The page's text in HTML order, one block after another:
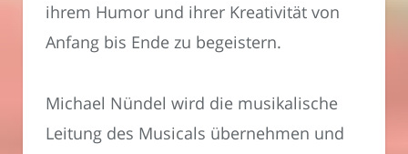
ihrem Humor und ihrer Kreativität von
Anfang bis Ende zu begeistern.
Michael Nündel wird die musikalische
Leitung des Musicals übernehmen und